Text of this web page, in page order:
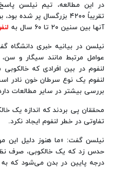
در این مطالعه، تیم نیلسن
آنها بین سنین ۲۰ تا ۶۰ سال به
نیلسن در بیانیه خبری دانشگاه
عوامل مرتبط مانند سیگار و
لنفوم یک نوع سرطان خون نادر
بررسی بیشتر در سایر مطالعات
محققان پی بردند که اندازه یک
تفاوتی در خطر لنفوم ایجاد نکرد.
نیلسن گفت: «ما هنوز دلیل این
حدس زد که یک خالکوبی، صرف نظر
درجه پایین در بدن می‌شود که